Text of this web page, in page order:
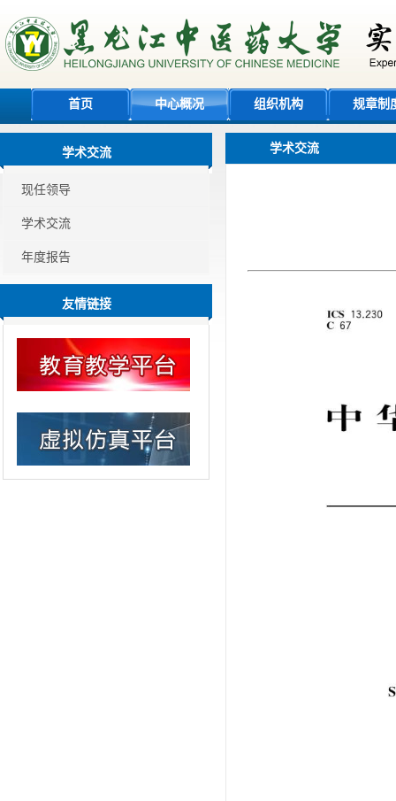
首页 中心概况 组织机构 规章制
学术交流
现任领导
学术交流
年度报告
友情链接
学术交流